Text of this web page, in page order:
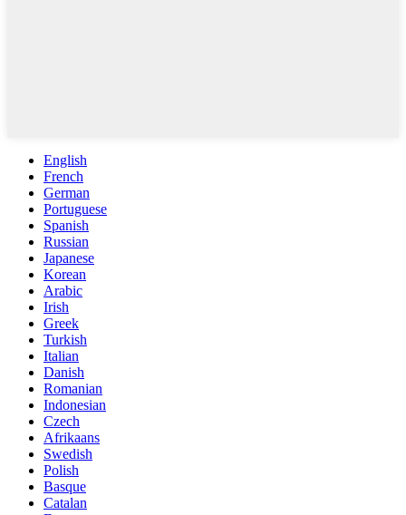
English
French
German
Portuguese
Spanish
Russian
Japanese
Korean
Arabic
Irish
Greek
Turkish
Italian
Danish
Romanian
Indonesian
Czech
Afrikaans
Swedish
Polish
Basque
Catalan